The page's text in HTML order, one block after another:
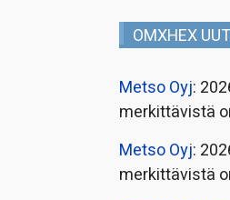
OMXHEX
Metso Oyj:
merkittävistä
Metso Oyj:
merkittävistä